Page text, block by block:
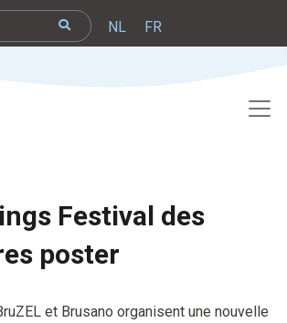
NL FR
Festival des
poster
et Brusano organisent une nouvelle